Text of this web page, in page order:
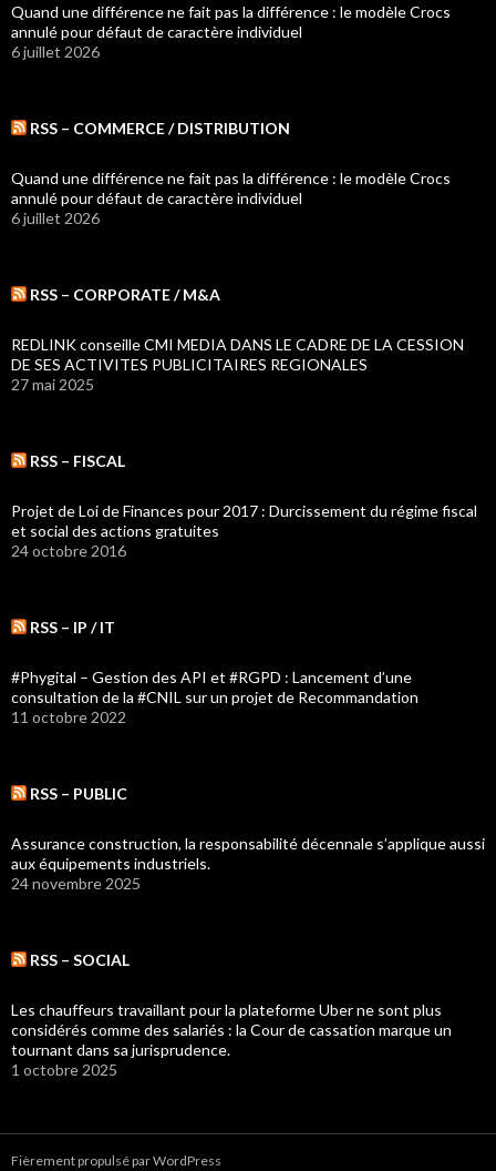
Quand une différence ne fait pas la différence : le modèle Crocs
annulé pour défaut de caractère individuel
6 juillet 2026
RSS – COMMERCE / DISTRIBUTION
Quand une différence ne fait pas la différence : le modèle Crocs
annulé pour défaut de caractère individuel
6 juillet 2026
RSS – CORPORATE / M&A
REDLINK conseille CMI MEDIA DANS LE CADRE DE LA CESSION
DE SES ACTIVITES PUBLICITAIRES REGIONALES
27 mai 2025
RSS – FISCAL
Projet de Loi de Finances pour 2017 : Durcissement du régime fiscal
et social des actions gratuites
24 octobre 2016
RSS – IP / IT
#Phygital – Gestion des API et #RGPD : Lancement d’une
consultation de la #CNIL sur un projet de Recommandation
11 octobre 2022
RSS – PUBLIC
Assurance construction, la responsabilité décennale s’applique aussi
aux équipements industriels.
24 novembre 2025
RSS – SOCIAL
Les chauffeurs travaillant pour la plateforme Uber ne sont plus
considérés comme des salariés : la Cour de cassation marque un
tournant dans sa jurisprudence.
1 octobre 2025
Fièrement propulsé par WordPress